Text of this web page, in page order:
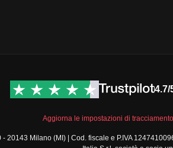
4.7/
Aggiorna le impostazioni di
20143 Milano (MI) | Cod. fiscale e P.IVA